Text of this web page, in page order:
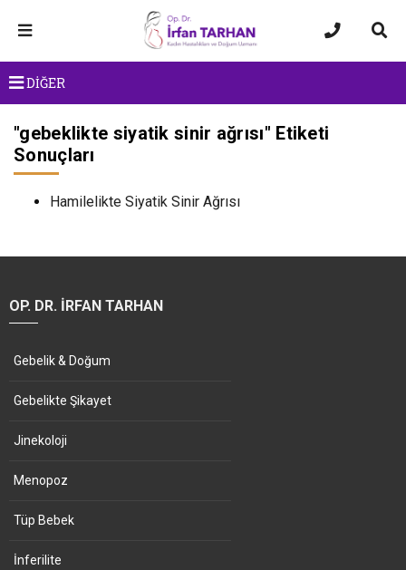
DİĞER
"gebeklikte siyatik sinir ağrısı" Etiketi
Sonuçları
Hamilelikte Siyatik Sinir Ağrısı
OP. DR. İRFAN TARHAN
Gebelik & Doğum
Gebelikte Şikayet
Jinekoloji
Menopoz
Tüp Bebek
İnferilite